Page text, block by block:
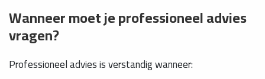
Wanneer moet je professioneel advies
vragen?
Professioneel advies is verstandig wanneer: